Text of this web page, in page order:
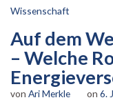
Wissenschaft
Auf dem
– Welche
von Ari Merkle on 6.